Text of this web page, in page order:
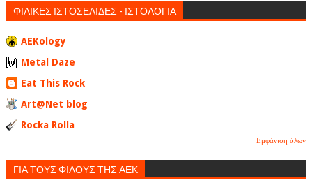
ΦΙΛΙΚΕΣ ΙΣΤΟΣΕΛΙΔΕΣ - ΙΣΤΟΛΟΓΙΑ
AEKology
Metal Daze
Eat This Rock
Art@Net blog
Rocka Rolla
Εμφάνιση όλων
ΓΙΑ ΤΟΥΣ ΦΙΛΟΥΣ ΤΗΣ ΑΕΚ